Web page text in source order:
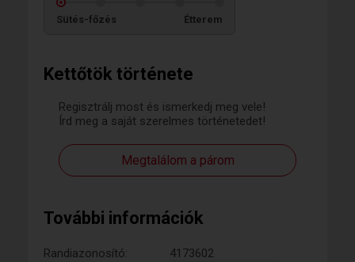
Kettőtök története
Regisztrálj most és ismerkedj meg vele!
Írd meg a saját szerelmes történetedet!
Megtalálom a párom
További információk
Randiazonosító:
4173602
Sütés-főzés Étterem